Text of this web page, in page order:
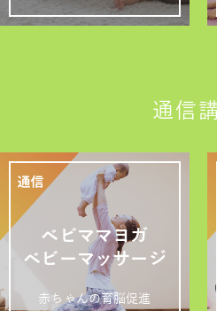
通信
ベビママヨガ
ベビーマッサージ
赤ちゃんの育脳促進